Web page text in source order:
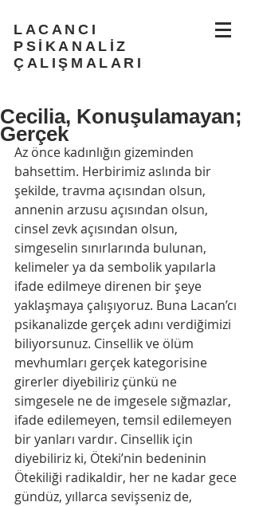
LACANCI
PSİKANALİZ
ÇALIŞMALARI
Cecilia, Konuşulamayan;
Gerçek
Az önce kadınlığın gizeminden
bahsettim. Herbirimiz aslında bir
şekilde, travma açısından olsun,
annenin arzusu açısından olsun,
cinsel zevk açısından olsun,
simgeselin sınırlarında bulunan,
kelimeler ya da sembolik yapılarla
ifade edilmeye direnen bir şeye
yaklaşmaya çalışıyoruz. Buna Lacan’cı
psikanalizde gerçek adını verdiğimizi
biliyorsunuz. Cinsellik ve ölüm
mevhumları gerçek kategorisine
girerler diyebiliriz çünkü ne
simgesele ne de imgesele sığmazlar,
ifade edilemeyen, temsil edilemeyen
bir yanları vardır. Cinsellik için
diyebiliriz ki, Öteki’nin bedeninin
Ötekiliği radikaldir, her ne kadar gece
gündüz, yıllarca sevişseniz de,